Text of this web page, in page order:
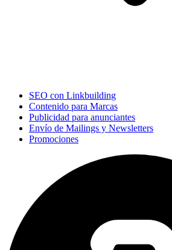
SEO con Linkbuilding
Contenido para Marcas
Publicidad para anunciantes
Envío de Mailings y Newsletters
Promociones